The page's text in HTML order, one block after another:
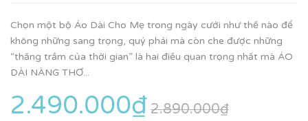
Chọn một bộ Áo Dài Cho Mẹ trong ngày cưới như thế nào để
không những sang trọng, quý phái mà còn che được những
“thăng trầm của thời gian” là hai điều quan trọng nhất mà ÁO
DÀI NÀNG THƠ...
2.490.000₫ 2.890.000₫